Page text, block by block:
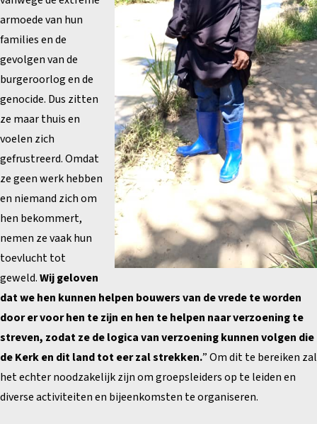
armoede van hun
families en de
gevolgen van de
burgeroorlog en de
genocide. Dus zitten
ze maar thuis en
voelen zich
gefrustreerd. Omdat
ze geen werk hebben
en niemand zich om
hen bekommert,
nemen ze vaak hun
toevlucht tot
geweld.Wij geloven
dat we hen kunnen helpen bouwers van de vrede te worden
door er voor hen te zijn en hen te helpen naar verzoening te
streven, zodat ze de logica van verzoening kunnen volgen die
de Kerk en dit land tot eer zal strekken.” Om dit te bereiken zal
het echter noodzakelijk zijn om groepsleiders op te leiden en
diverse activiteiten en bijeenkomsten te organiseren.